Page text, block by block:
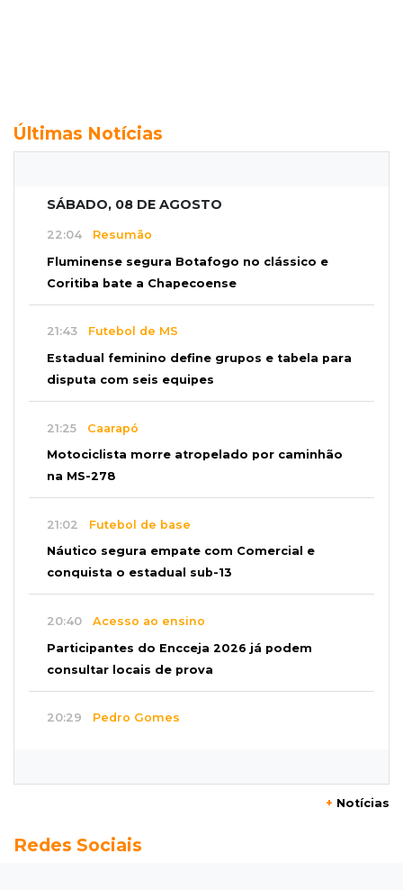
Últimas Notícias
SÁBADO, 08 DE AGOSTO
22:04 Resumão
Fluminense segura Botafogo no clássico e
Coritiba bate a Chapecoense
21:43 Futebol de MS
Estadual feminino define grupos e tabela para
disputa com seis equipes
21:25 Caarapó
Motociclista morre atropelado por caminhão
na MS-278
21:02 Futebol de base
Náutico segura empate com Comercial e
conquista o estadual sub-13
20:40 Acesso ao ensino
Participantes do Encceja 2026 já podem
consultar locais de prova
20:29 Pedro Gomes
Pantanal treina em Goiânia antes de jogo que
+ Notícias
Redes Sociais